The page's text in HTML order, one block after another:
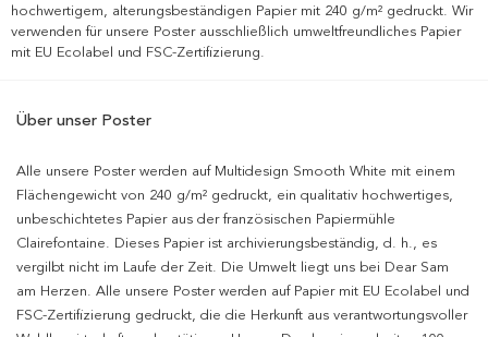
hochwertigem, alterungsbeständigen Papier mit 240 g/m² gedruckt. Wir
verwenden für unsere Poster ausschließlich umweltfreundliches Papier
mit EU Ecolabel und FSC-Zertifizierung.
Über unser Poster
Alle unsere Poster werden auf Multidesign Smooth White mit einem
Flächengewicht von 240 g/m² gedruckt, ein qualitativ hochwertiges,
unbeschichtetes Papier aus der französischen Papiermühle
Clairefontaine. Dieses Papier ist archivierungsbeständig, d. h., es
vergilbt nicht im Laufe der Zeit. Die Umwelt liegt uns bei Dear Sam
am Herzen. Alle unsere Poster werden auf Papier mit EU Ecolabel und
FSC-Zertifizierung gedruckt, die die Herkunft aus verantwortungsvoller